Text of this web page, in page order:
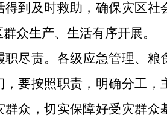
得到及时救助，确保灾区社
众生产、生活有序开展。
职尽责。 各级应急管理、粮
，要按照职责，明确分工，
群众，切实保障好受灾群众